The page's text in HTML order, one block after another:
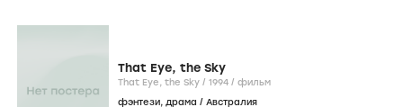
That Eye, the Sky
That Eye, the Sky / 1994 / фильм
фэнтези, драма / Австралия